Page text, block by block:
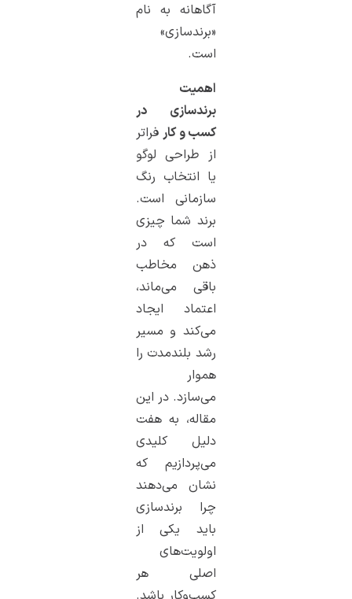
آگاهانه به نام
«برندسازی»
است.
اهمیت
برندسازی در
کسب و کارفراتر
از طراحی لوگو
یا انتخاب رنگ
سازمانی است.
برند شما چیزی
است که در
ذهن مخاطب
باقی می‌ماند،
اعتماد ایجاد
می‌کند و مسیر
رشد بلندمدت را
هموار
می‌سازد. در این
مقاله، به هفت
دلیل کلیدی
می‌پردازیم که
نشان می‌دهند
چرا برندسازی
باید یکی از
اولویت‌های
اصلی هر